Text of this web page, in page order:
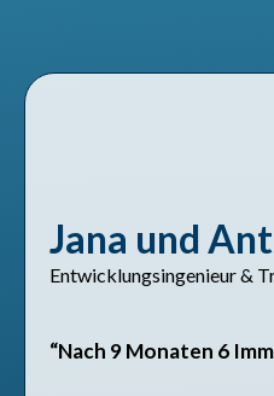
Jana und
Entwicklungsingenieur &
“Nach 9 Monaten 6